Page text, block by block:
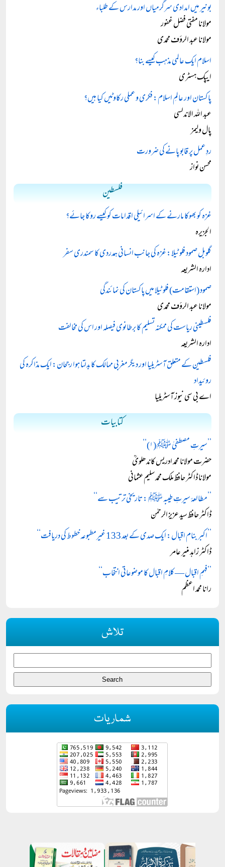
بونیر میں امدادی سرگرمیاں اور مدارس کے طلباء
مولانا مفتی فضل غفور
مولانا عبد الرؤف محمدی
اسلام ایک عالمی مذہب کیسے بنا؟
ایپک ہسٹری
پاکستان اور عالمِ اسلام: فکری و عملی رکاوٹیں کیا ہیں؟
عبد اللہ الاندلسی
پال ولیمز
ردِ عمل پر قابو پانے کی ضرورت
محسن نواز
فلسطین
غزہ کو بھوکا مارنے کے اسرائیلی اقدامات کو کیسے روکا جائے؟
الجزیرہ
گلوبل صمود فلوٹیلا: غزہ کی جانب انسانی ہمدردی کا سمندری سفر
ادارہ الشریعہ
صمود (استقامت) فلوٹیلا میں پاکستان کی نمائندگی
مولانا عبد الرؤف محمدی
فلسطینی ریاست کی ممکنہ تسلیم کا برطانوی فیصلہ اور اس کی مخالفت
ادارہ الشریعہ
فلسطین کے متعلق آسٹریلیا اور دیگر مغربی ممالک کا بدلتا ہوا رجحان: ایک مذاکرہ کی
روئیداد
اے بی سی نیوز آسٹریلیا
کتابیات
’’سیرتِ مصطفیٰ ﷺ (۱)‘‘
حضرت مولانا محمد ادریس کاندھلویؒ
مولانا ڈاکٹر حافظ ملک محمد سلیم عثمانی
’’مطالعۂ سیرتِ طیبہ ﷺ : تاریخی ترتیب سے‘‘
ڈاکٹر حافظ سید عزیز الرحمٰن
’’اکبر بنام اقبال: ایک صدی کے بعد 133 غیرمطبوعہ خطوط کی دریافت‘‘
ڈاکٹر زاہد منیر عامر
’’فہمِ اقبال — کلامِ اقبال کا موضوعاتی انتخاب‘‘
رانا محمد اعظم
تلاش
شماریات